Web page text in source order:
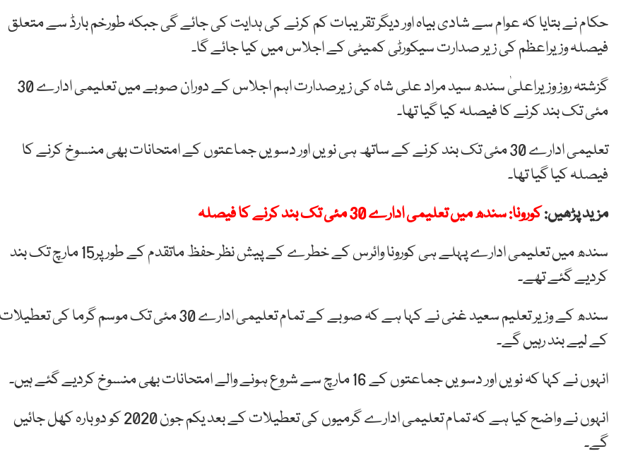
حکام نے بتایا کہ عوام سے شادی بیاہ اور دیگر تقریبات کم کرنے کی ہدایت کی جائے گی جبکہ طورخم بارڈ سے متعلق
فیصلہ وزیراعظم کی زیر صدارت سیکورٹی کمیٹی کے اجلاس میں کیا جائے گا۔
گزشتہ روز وزیراعلیٰ سندھ سید مراد علی شاہ کی زیرصدارت اہم اجلاس کے دوران صوبے میں تعلیمی ادارے 30
مئی تک بند کرنے کا فیصلہ کیا گیا تھا۔
تعلیمی ادارے 30 مئی تک بند کرنے کے ساتھ ہی نویں اور دسویں جماعتوں کے امتحانات بھی منسوخ کرنے کا
فیصلہ کیا گیا تھا۔
مزید پڑھیں:کورونا: سندھ میں تعلیمی ادارے 30 مئی تک بند کرنے کا فیصلہ
سندھ میں تعلیمی ادارے پہلے ہی کورونا وائرس کے خطرے کے پیش نظر حفظ ماتقدم کے طور پر15 مارچ تک بند
کردیے گئے تھے۔
سندھ کے وزیر تعلیم سعید غنی نے کہا ہے کہ صوبے کے تمام تعلیمی ادارے 30 مئی تک موسم گرما کی تعطیلات
کے لیے بند رہیں گے۔
انہوں نے کہا کہ نویں اور دسویں جماعتوں کے 16 مارچ سے شروع ہونے والے امتحانات بھی منسوخ کردیے گئے ہیں۔
انہوں نے واضح کیا ہے کہ تمام تعلیمی ادارے گرمیوں کی تعطیلات کے بعد یکم جون 2020 کو دوبارہ کھل جائیں
گے۔